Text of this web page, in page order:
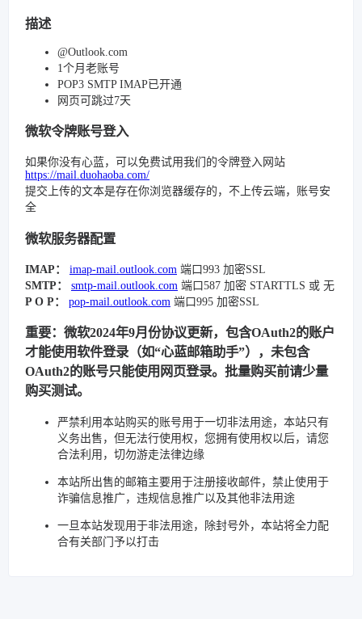
描述
@Outlook.com
1个月老账号
POP3 SMTP IMAP已开通
网页可跳过7天
微软令牌账号登入
如果你没有心蓝，可以免费试用我们的令牌登入网站
https://mail.duohaoba.com/
提交上传的文本是存在你浏览器缓存的，不上传云端，账号安
全
微软服务器配置
IMAP： imap-mail.outlook.com 端口993 加密SSL
SMTP：
smtp-mail.outlook.com 端口587 加密 STARTTLS 或 无
P O P：
pop-mail.outlook.com 端口995 加密SSL
重要：微软2024年9月份协议更新，包含OAuth2的账户
才能使用软件登录（如“心蓝邮箱助手”），未包含
OAuth2的账号只能使用网页登录。批量购买前请少量
购买测试。
严禁利用本站购买的账号用于一切非法用途，本站只有
义务出售，但无法行使用权，您拥有使用权以后，请您
合法利用，切勿游走法律边缘
本站所出售的邮箱主要用于注册接收邮件，禁止使用于
诈骗信息推广，违规信息推广以及其他非法用途
一旦本站发现用于非法用途，除封号外，本站将全力配
合有关部门予以打击